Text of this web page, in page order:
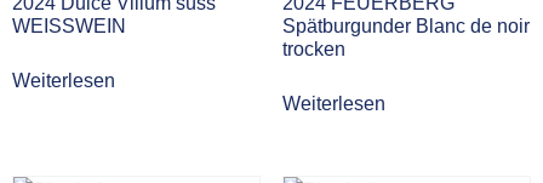
WEISSWEIN
Weiterlesen
Spätburgunder Blanc de noir
trocken
Weiterlesen